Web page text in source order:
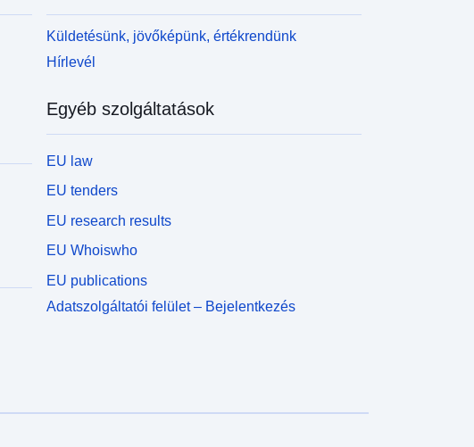
Küldetésünk, jövőképünk, értékrendünk
Hírlevél
Egyéb szolgáltatások
EU law
EU tenders
EU research results
EU Whoiswho
EU publications
Adatszolgáltatói felület – Bejelentkezés